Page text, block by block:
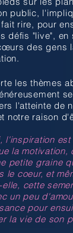
public,
rire, pour
défis "live", en
des gens
les thèmes
l'atteinte de
notre raison
l'inspiration est
la motivation,
petite graine
le coeur, et
cette
un peu
pour
la vie de son